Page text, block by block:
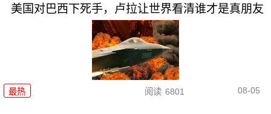
美国对巴西下死手，卢拉让世界看清谁才是真朋友
最热 阅读 6801 08-05